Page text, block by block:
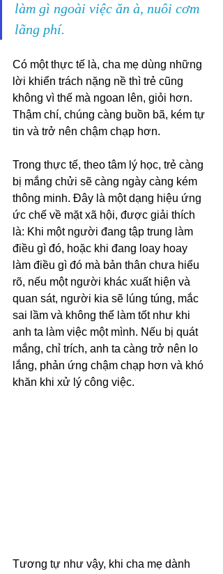
làm gì ngoài việc ăn à, nuôi cơm
lãng phí.
Có một thực tế là, cha mẹ dùng những
lời khiển trách nặng nề thì trẻ cũng
không vì thế mà ngoan lên, giỏi hơn.
Thậm chí, chúng càng buồn bã, kém tự
tin và trở nên chậm chạp hơn.
Trong thực tế, theo tâm lý học, trẻ càng
bị mắng chửi sẽ càng ngày càng kém
thông minh. Đây là một dạng hiệu ứng
ức chế về mặt xã hội, được giải thích
là: Khi một người đang tập trung làm
điều gì đó, hoặc khi đang loay hoay
làm điều gì đó mà bản thân chưa hiểu
rõ, nếu một người khác xuất hiện và
quan sát, người kia sẽ lúng túng, mắc
sai lầm và không thể làm tốt như khi
anh ta làm việc một mình. Nếu bị quát
mắng, chỉ trích, anh ta càng trở nên lo
lắng, phản ứng chậm chạp hơn và khó
khăn khi xử lý công việc.
Tương tự như vậy, khi cha mẹ dành